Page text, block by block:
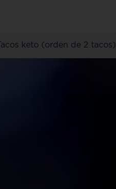
Tacos keto (orden de 2 tacos)